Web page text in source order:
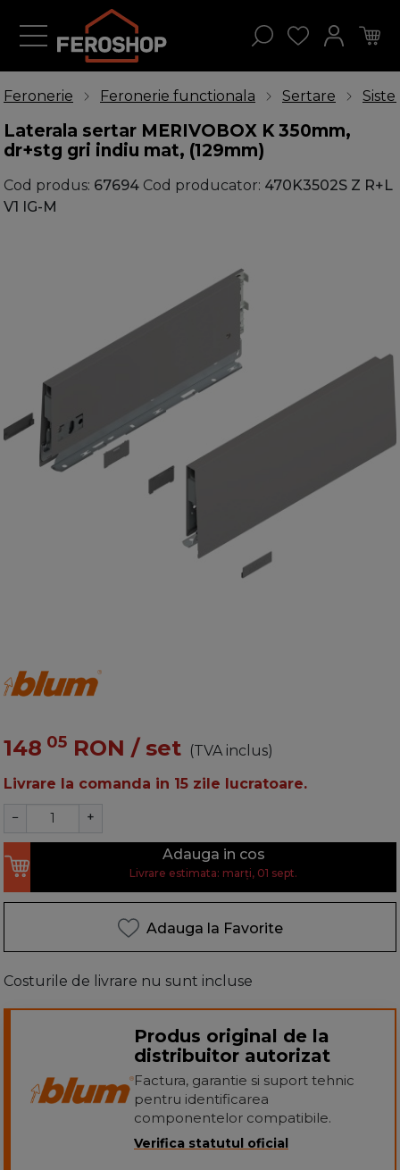
Feronerie Feronerie functionala Sertare
Laterala sertar MERIVOBOX K 350mm,
dr+stg gri indiu mat, (129mm)
Cod produs: 67694 Cod producator: 470K3502S Z R+L
V1 IG-M
148 05 RON / set (TVA inclus)
Livrare la comanda in 15 zile lucratoare.
− +
Adauga in cos
Livrare estimata: marți, 01 sept.
Adauga la Favorite
Costurile de livrare nu sunt incluse
Produs original de la
distribuitor autorizat
Factura, garantie si suport tehnic
pentru identificarea
componentelor compatibile.
Verifica statutul oficial